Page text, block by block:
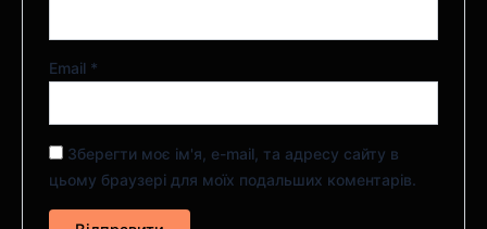
Email *
Зберегти моє ім'я, e-mail, та адресу сайту в
цьому браузері для моїх подальших коментарів.